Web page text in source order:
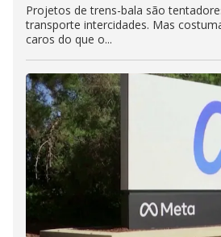
Projetos de trens-bala são
transporte intercidades. Mas
caros do que o...